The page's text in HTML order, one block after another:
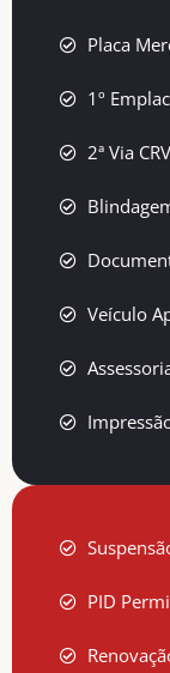
Placa
1º
2ª Via
Veículo
PID